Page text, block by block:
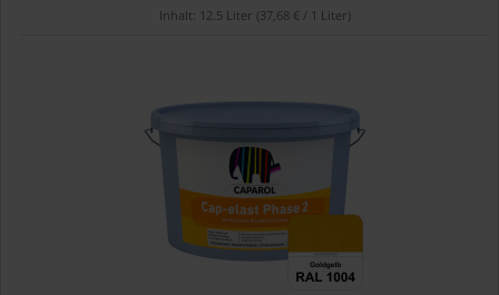
Inhalt: 12.5 Liter (37,68 € / 1 Liter)